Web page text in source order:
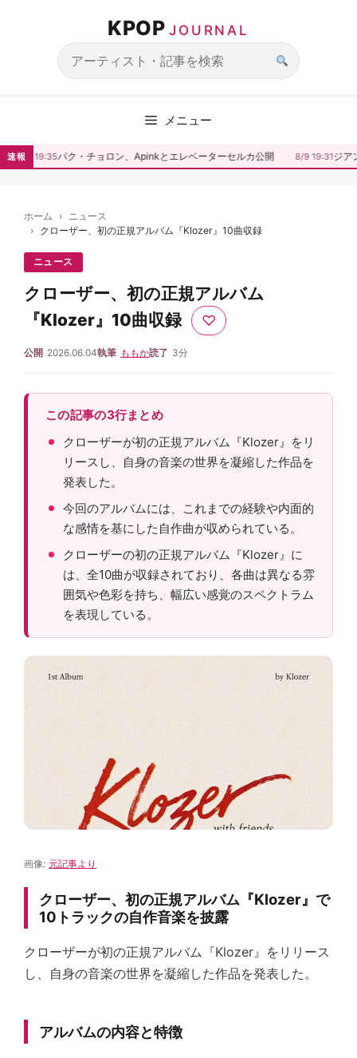
キ
ッ
KPOP JOURNAL
サ
検
索
メニュー
速報
8/9 19:35パク・チョロン、Apinkとエレベーターセルカ公開 8/9 19:31ジア
ホーム
ニュース
クローザー、初の正規アルバム『Klozer』10曲収録
ニュース
クローザー、初の正規アルバム
『Klozer』10曲収録
♡
公開 2026.06.04執筆 ももか読了 3分
この記事の3行まとめ
クローザーが初の正規アルバム『Klozer』をリ
リースし、自身の音楽の世界を凝縮した作品を
発表した。
今回のアルバムには、これまでの経験や内面的
な感情を基にした自作曲が収められている。
クローザーの初の正規アルバム『Klozer』に
は、全10曲が収録されており、各曲は異なる雰
囲気や色彩を持ち、幅広い感覚のスペクトラム
を表現している。
画像: 元記事より
クローザー、初の正規アルバム『Klozer』で
10トラックの自作音楽を披露
クローザーが初の正規アルバム『Klozer』をリリース
し、自身の音楽の世界を凝縮した作品を発表した。
アルバムの内容と特徴